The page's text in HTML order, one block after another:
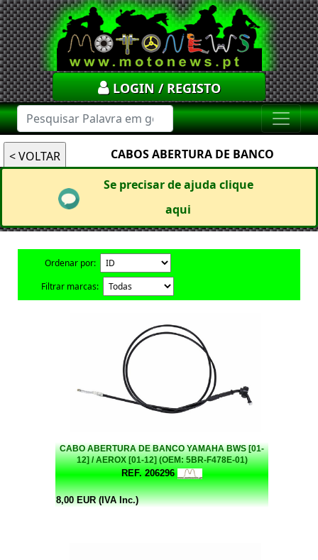
LOGIN / REGISTO
CABOS ABERTURA DE BANCO
Se precisar de ajuda clique
aqui
Ordenar por:
Filtrar marcas:
CABO ABERTURA DE BANCO YAMAHA BWS [01-
12] / AEROX [01-12] (OEM: 5BR-F478E-01)
REF. 206296
8,00 EUR (IVA Inc.)